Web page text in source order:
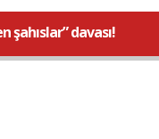
davası!